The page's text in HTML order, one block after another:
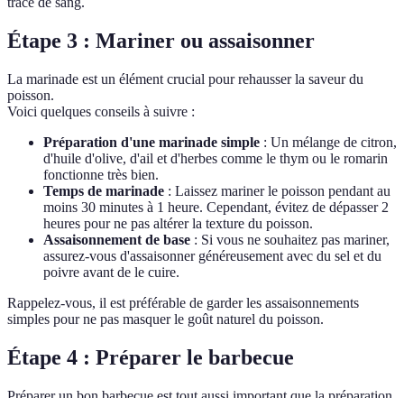
Étape 3 : Mariner ou assaisonner
La marinade est un élément crucial pour rehausser la saveur du
poisson.
Voici quelques conseils à suivre :
Préparation d'une marinade simple : Un mélange de citron,
d'huile d'olive, d'ail et d'herbes comme le thym ou le romarin
fonctionne très bien.
Temps de marinade : Laissez mariner le poisson pendant au
moins 30 minutes à 1 heure. Cependant, évitez de dépasser 2
heures pour ne pas altérer la texture du poisson.
Assaisonnement de base : Si vous ne souhaitez pas mariner,
assurez-vous d'assaisonner généreusement avec du sel et du
poivre avant de le cuire.
Rappelez-vous, il est préférable de garder les assaisonnements
simples pour ne pas masquer le goût naturel du poisson.
Étape 4 : Préparer le barbecue